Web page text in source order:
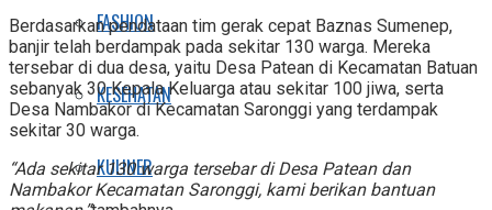
FASHION
KESEHATAN
KULINER
Berdasarkan pendataan tim gerak cepat Baznas Sumenep,
banjir telah berdampak pada sekitar 130 warga. Mereka
tersebar di dua desa, yaitu Desa Patean di Kecamatan Batuan
sebanyak 30 Kepala Keluarga atau sekitar 100 jiwa, serta
Desa Nambakor di Kecamatan Saronggi yang terdampak
sekitar 30 warga.
“Ada sekitar 130 warga tersebar di Desa Patean dan
Nambakor Kecamatan Saronggi, kami berikan bantuan